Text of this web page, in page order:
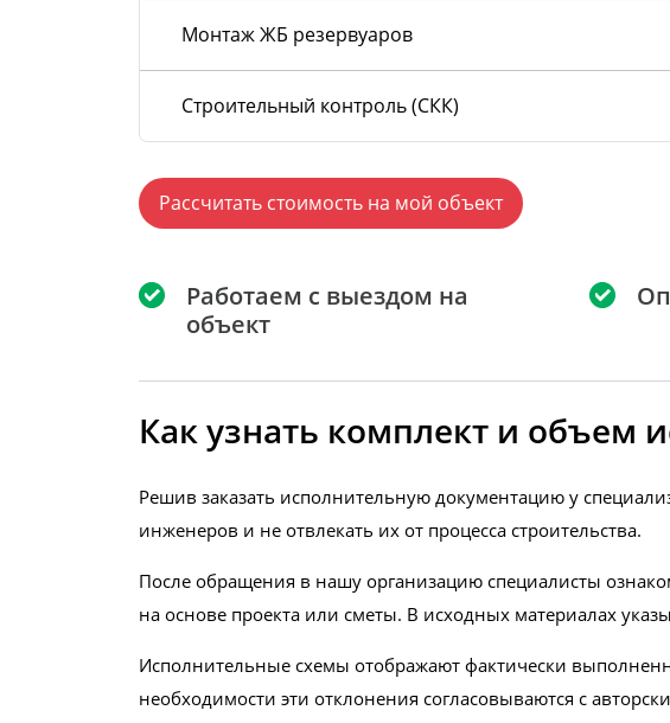
Монтаж ЖБ резервуаров
Строительный контроль (СКК)
Рассчитать стоимость на мой объект
Работаем с выездом на
объект
Как узнать комплект и объем
Решив заказать исполнительную документацию у
инженеров и не отвлекать их от процесса строительства.
После обращения в нашу организацию специалисты
на основе проекта или сметы. В исходных материалах
Исполнительные схемы отображают фактически
необходимости эти отклонения согласовываются с